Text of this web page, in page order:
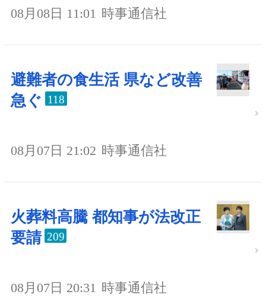
08月08日 11:01 時事通信社
避難者の食生活 県など改善
急ぐ 118
08月07日 21:02 時事通信社
火葬料高騰 都知事が法改正
要請 209
08月07日 20:31 時事通信社